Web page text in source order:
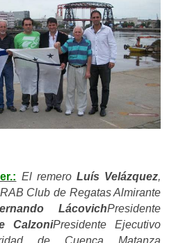
El remeroLuís Velázquez,
Club de Regatas Almirante
LácovichPresidente
CalzoniPresidente Ejecutivo
de Cuenca Matanza